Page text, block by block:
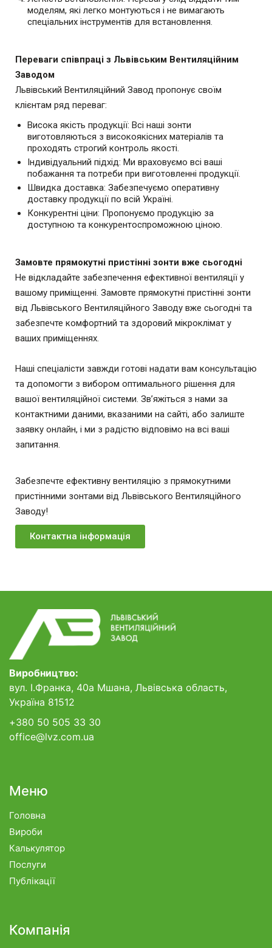
моделям, які легко монтуються і не вимагають
спеціальних інструментів для встановлення.
Переваги співпраці з Львівським Вентиляційним
Заводом
Львівський Вентиляційний Завод пропонує своїм
клієнтам ряд переваг:
Висока якість продукції: Всі наші зонти
виготовляються з високоякісних матеріалів та
проходять строгий контроль якості.
Індивідуальний підхід: Ми враховуємо всі ваші
побажання та потреби при виготовленні продукції.
Швидка доставка: Забезпечуємо оперативну
доставку продукції по всій Україні.
Конкурентні ціни: Пропонуємо продукцію за
доступною та конкурентоспроможною ціною.
Замовте прямокутні пристінні зонти вже сьогодні
Не відкладайте забезпечення ефективної вентиляції у
вашому приміщенні. Замовте прямокутні пристінні зонти
від Львівського Вентиляційного Заводу вже сьогодні та
забезпечте комфортний та здоровий мікроклімат у
ваших приміщеннях.
Наші спеціалісти завжди готові надати вам консультацію
та допомогти з вибором оптимального рішення для
вашої вентиляційної системи. Зв’яжіться з нами за
контактними даними, вказаними на сайті, або залиште
заявку онлайн, і ми з радістю відповімо на всі ваші
запитання.
Забезпечте ефективну вентиляцію з прямокутними
пристінними зонтами від Львівського Вентиляційного
Заводу!
Контактна інформація
Виробництво:
вул. І.Франка, 40а Мшана, Львівська область,
Україна 81512
+380 50 505 33 30
office@lvz.com.ua
Меню
Головна
Вироби
Калькулятор
Послуги
Публікації
Компанія